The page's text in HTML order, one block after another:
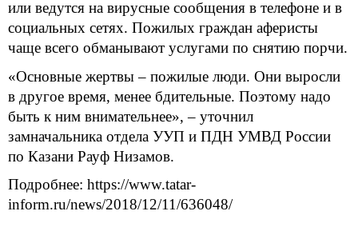
или ведутся на вирусные сообщения в телефоне и в
социальных сетях. Пожилых граждан аферисты
чаще всего обманывают услугами по снятию порчи.
«Основные жертвы – пожилые люди. Они выросли
в другое время, менее бдительные. Поэтому надо
быть к ним внимательнее», – уточнил
замначальника отдела УУП и ПДН УМВД России
по Казани Рауф Низамов.
Подробнее: https://www.tatar-
inform.ru/news/2018/12/11/636048/